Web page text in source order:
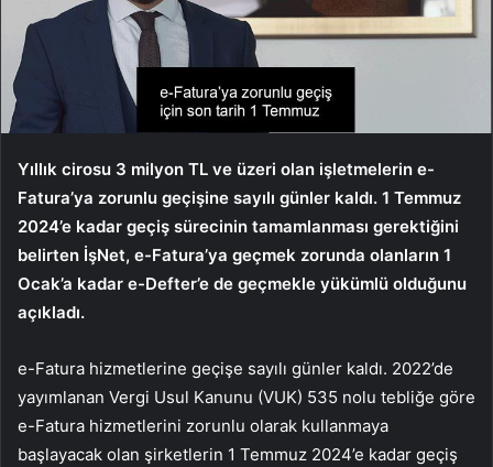
Yıllık cirosu 3 milyon TL ve üzeri olan işletmelerin e-
Fatura’ya zorunlu geçişine sayılı günler kaldı. 1 Temmuz
2024’e kadar geçiş sürecinin tamamlanması gerektiğini
belirten İşNet, e-Fatura’ya geçmek zorunda olanların 1
Ocak’a kadar e-Defter’e de geçmekle yükümlü olduğunu
açıkladı.
e-Fatura hizmetlerine geçişe sayılı günler kaldı. 2022’de
yayımlanan Vergi Usul Kanunu (VUK) 535 nolu tebliğe göre
e-Fatura hizmetlerini zorunlu olarak kullanmaya
başlayacak olan şirketlerin 1 Temmuz 2024’e kadar geçiş